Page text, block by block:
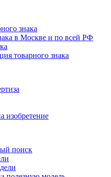
знака
в Москве и по всей РФ
товарного знака
изобретение
поиск